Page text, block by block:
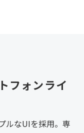
フォンライ
ルなUIを採用。専